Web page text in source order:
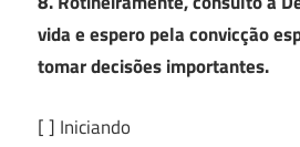
vida e espero pela convicção
tomar decisões importantes.
[ ] Iniciando